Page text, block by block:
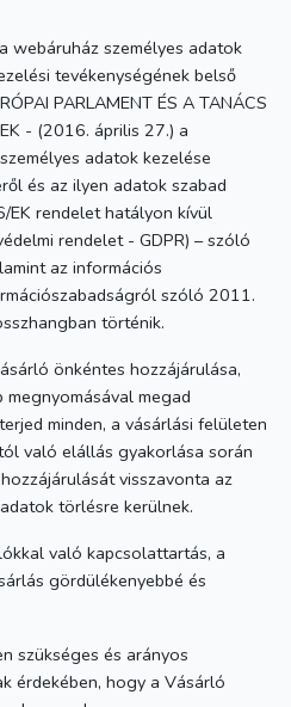
webáruház személyes adatok
tevékenységének belső
PARLAMENT ÉS A TANÁCS
- (2016. április 27.) a
adatok kezelése
és az ilyen adatok szabad
EK rendelet hatályon kívül
rendelet - GDPR) – szóló
az információs
szóló 2011.
történik.
önkéntes hozzájárulása,
megad
minden, a vásárlási felületen
való elállás gyakorlása során
visszavonta az
törlésre kerülnek.
való kapcsolattartás, a
gördülékenyebbé és
szükséges és arányos
érdekében, hogy a Vásárló